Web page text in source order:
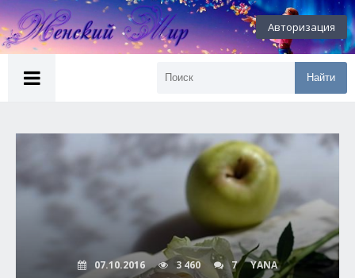
Авторизация
Найти
07.10.2016 3 460 7 YANA